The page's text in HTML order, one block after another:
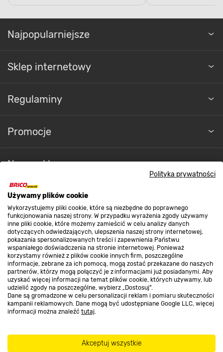
Polityka prywatności
Używamy plików cookie
Wykorzystujemy pliki cookie, które są niezbędne do poprawnego
funkcjonowania naszej strony. W przypadku wyrażenia zgody używamy
inne pliki cookie, które możemy zamieścić w celu analizy danych
dotyczących odwiedzających, ulepszenia naszej strony internetowej,
pokazania spersonalizowanych treści i zapewnienia Państwu
wspaniałego doświadczenia na stronie internetowej. Ponieważ
korzystamy również z plików cookie innych firm, poszczególne
informacje, zebrane za ich pomocą, mogą zostać przekazane do naszych
partnerów, którzy mogą połączyć je z informacjami już posiadanymi. Aby
uzyskać więcej informacji na temat plików cookie, których używamy, lub
udzielić zgody na poszczególne, wybierz „Dostosuj”.
Dane są gromadzone w celu personalizacji reklam i pomiaru skuteczności
kampanii reklamowych. Dane mogą być udostępniane Google LLC, więcej
informacji można znaleźć tutaj.
Akceptuj wszystkie
Najpopularniejsze
Sklep internetowy
Regulaminy
Promocje
Nasze sklepy
O nas
Kontakt do sklepu
Strefa biznesu
Dołącz do nas